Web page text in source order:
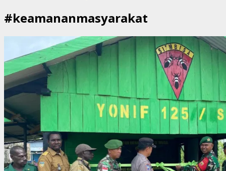
#keamananmasyarakat